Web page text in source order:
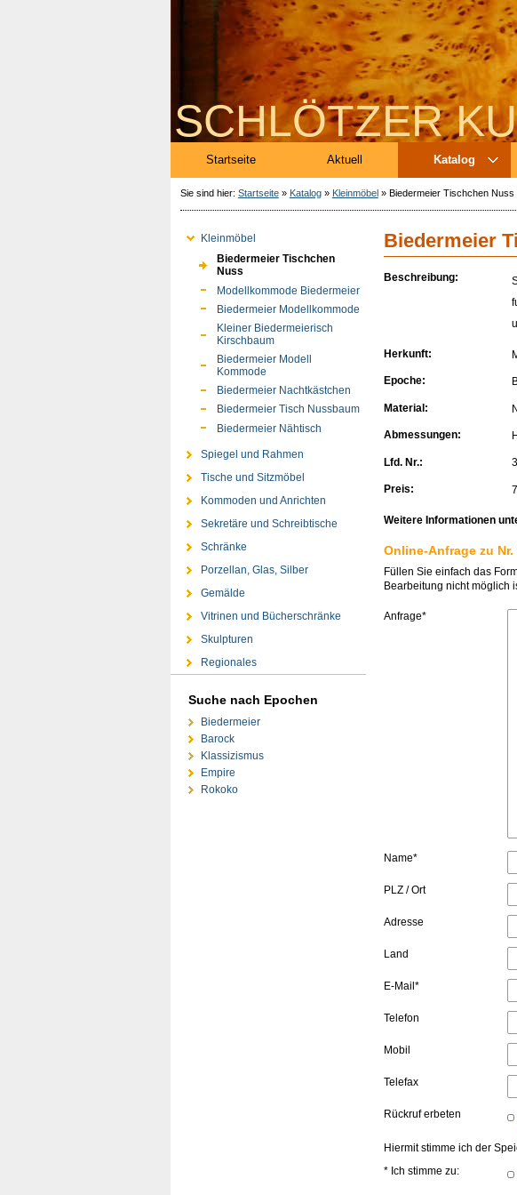
SCHLÖTZER
Startseite Aktuell Katalog
Sie sind hier: Startseite» Katalog» Kleinmöbel» Biedermeier Tischchen Nuss
Kleinmöbel
Biedermeier Tischchen
Nuss
Modellkommode Biedermeier
Biedermeier Modellkommode
Kleiner Biedermeierisch
Kirschbaum
Biedermeier Modell
Kommode
Biedermeier Nachtkästchen
Biedermeier Tisch Nussbaum
Biedermeier Nähtisch
Spiegel und Rahmen
Tische und Sitzmöbel
Kommoden und Anrichten
Sekretäre und Schreibtische
Schränke
Porzellan, Glas, Silber
Gemälde
Vitrinen und Bücherschränke
Skulpturen
Regionales
Suche nach Epochen
Biedermeier
Barock
Klassizismus
Empire
Rokoko
Biedermeier
Beschreibung:
Herkunft:
Epoche:
Material:
Abmessungen:
Lfd. Nr.:
Preis:
Weitere Informationen
Online-Anfrage zu
Füllen Sie einfach das
Bearbeitung nicht möglich
Anfrage*
Name*
PLZ / Ort
Adresse
Land
E-Mail*
Telefon
Mobil
Telefax
Rückruf erbeten
Hiermit stimme ich der
* Ich stimme zu: